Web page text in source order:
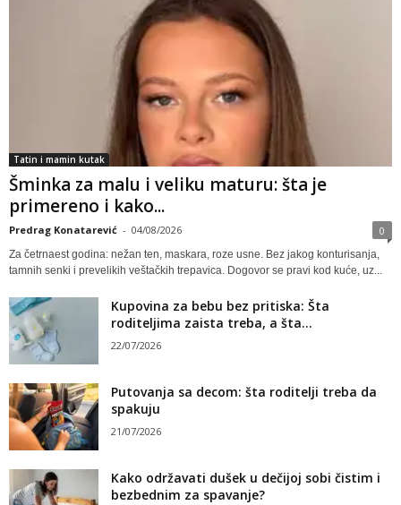
Tatin i mamin kutak
Šminka za malu i veliku maturu: šta je
primereno i kako...
Predrag Konatarević - 04/08/2026 0
Za četrnaest godina: nežan ten, maskara, roze usne. Bez jakog konturisanja,
tamnih senki i prevelikih veštačkih trepavica. Dogovor se pravi kod kuće, uz...
Kupovina za bebu bez pritiska: Šta
roditeljima zaista treba, a šta...
22/07/2026
Putovanja sa decom: šta roditelji treba da
spakuju
21/07/2026
Kako održavati dušek u dečijoj sobi čistim i
bezbednim za spavanje?